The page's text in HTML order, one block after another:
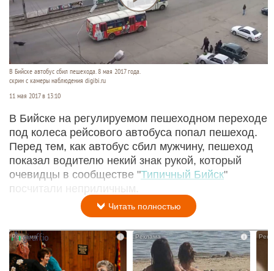
В Бийске автобус сбил пешехода. 8 мая 2017 года.
скрин с камеры наблюдения digibi.ru
11 мая 2017 в 13:10
В Бийске на регулируемом пешеходном переходе
под колеса рейсового автобуса попал пешеход.
Перед тем, как автобус сбил мужчину, пешеход
показал водителю некий знак рукой, который
очевидцы в сообществе "Типичный Бийск"
посчитали неприличным.
Читать полностью
i